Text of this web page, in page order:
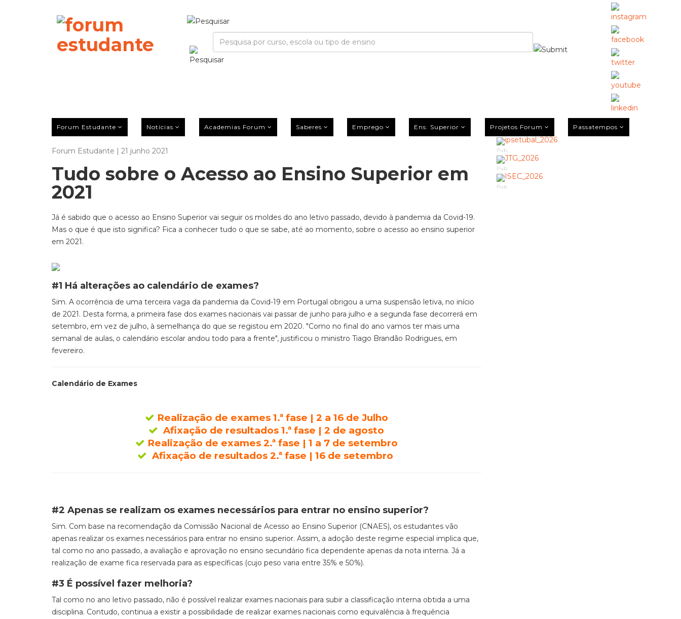
Forum Estudante Notícias Academias Forum Saberes Emprego Ens. Superior Projetos Forum Passatempos
Forum Estudante | 21 junho 2021
Tudo sobre o Acesso ao Ensino Superior em
2021
Já é sabido que o acesso ao Ensino Superior vai seguir os moldes do ano letivo passado, devido à pandemia da Covid-19.
Mas o que é que isto significa? Fica a conhecer tudo o que se sabe, até ao momento, sobre o acesso ao ensino superior
em 2021.
#1 Há alterações ao calendário de exames?
Sim. A ocorrência de uma terceira vaga da pandemia da Covid-19 em Portugal obrigou a uma suspensão letiva, no início
de 2021. Desta forma, a primeira fase dos exames nacionais vai passar de junho para julho e a segunda fase decorrerá em
setembro, em vez de julho, à semelhança do que se registou em 2020. "Como no final do ano vamos ter mais uma
semanal de aulas, o calendário escolar andou todo para a frente", justificou o ministro Tiago Brandão Rodrigues, em
fevereiro.
Calendário de Exames
Realização de exames 1.ª fase | 2 a 16 de Julho
Afixação de resultados 1.ª fase | 2 de agosto
Realização de exames 2.ª fase | 1 a 7 de setembro
Afixação de resultados 2.ª fase | 16 de setembro
#2 Apenas se realizam os exames necessários para entrar no ensino superior?
Sim. Com base na recomendação da Comissão Nacional de Acesso ao Ensino Superior (CNAES), os estudantes vão
apenas realizar os exames necessários para entrar no ensino superior. Assim, a adoção deste regime especial implica que,
tal como no ano passado, a avaliação e aprovação no ensino secundário fica dependente apenas da nota interna. Já a
realização de exame fica reservada para as específicas (cujo peso varia entre 35% e 50%).
#3 É possível fazer melhoria?
Tal como no ano letivo passado, não é possível realizar exames nacionais para subir a classificação interna obtida a uma
disciplina. Contudo, continua a existir a possibilidade de realizar exames nacionais como equivalência à frequência
Pub
Pub
Pub